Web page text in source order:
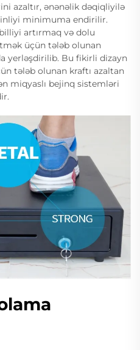
azaltır, ənənəlik dəqiqliyilə
minimuma endirilir.
artırmaq və dolu
üçün tələb olunan
yerləşdirilib. Bu fikirli dizayn
tələb olunan kraftı azaltan
miqyaslı bejinq sistemləri